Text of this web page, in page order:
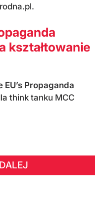
kształtowanie
EU’s Propaganda
think tanku MCC